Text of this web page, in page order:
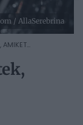
/ AllaSerebrina
AMIKET...